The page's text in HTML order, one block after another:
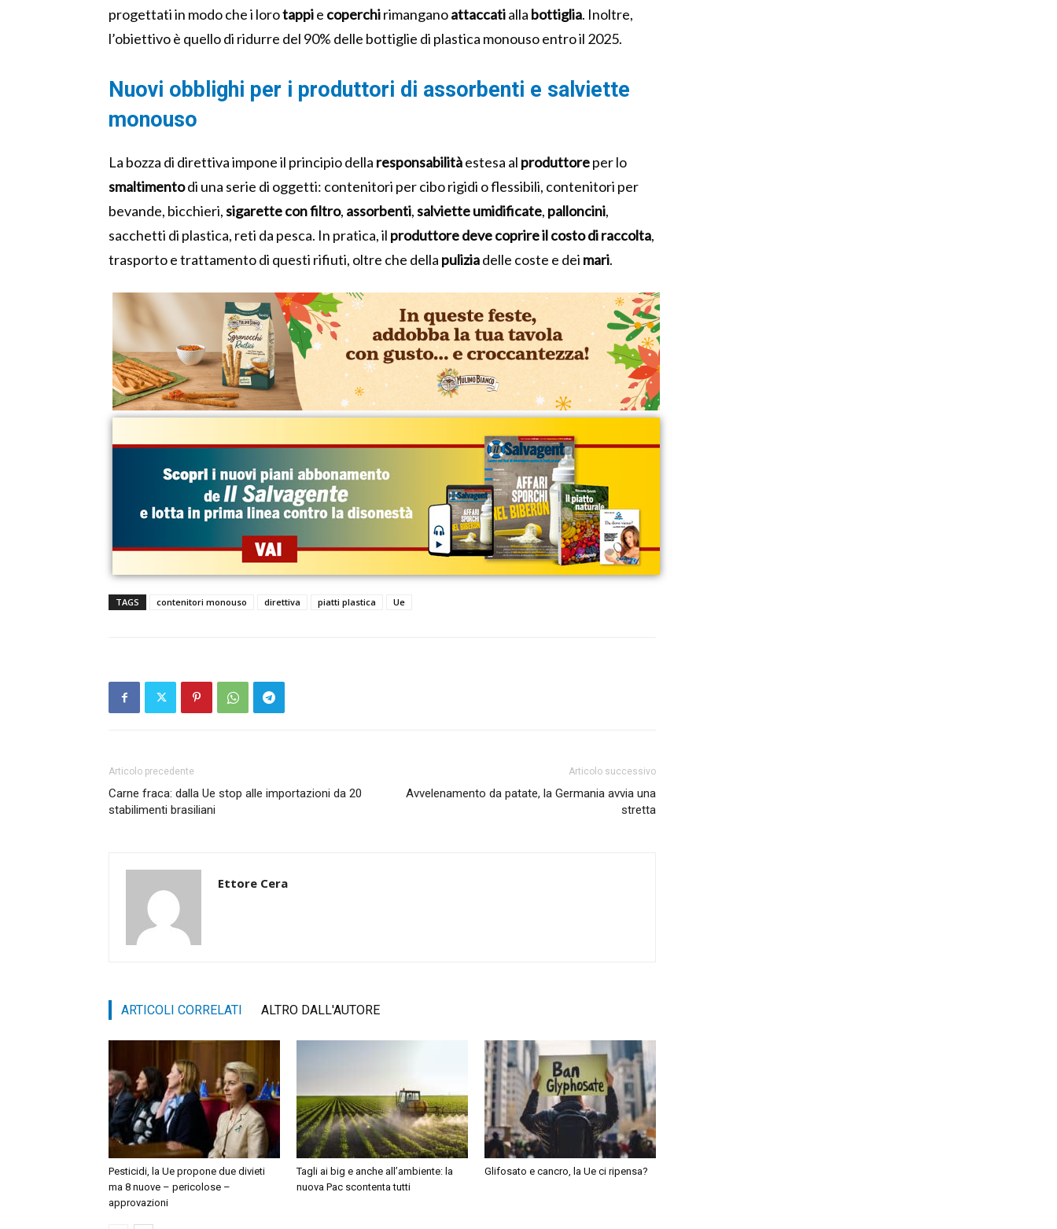
progettati in modo che i lorotappie coperchirimanganoattaccatialla bottiglia. Inoltre,
l’obiettivo è quello di ridurre del 90% delle bottiglie di plastica monouso entro il 2025.
Nuovi obblighi per i produttori di assorbenti e salviette
monouso
La bozza di direttiva impone il principio della responsabilitàestesa al produttoreper lo
smaltimentodi una serie di oggetti: contenitori per cibo rigidi o flessibili, contenitori per
bevande, bicchieri,sigarette con filtro, assorbenti,salviette umidificate, palloncini,
sacchetti di plastica, reti da pesca. In pratica, il produttore deve coprire il costo di raccolta,
trasporto e trattamento di questi rifiuti, oltre che della puliziadelle coste e dei mari.
TAGS contenitori monouso direttiva piatti plastica Ue
Articolo precedente
Carne fraca: dalla Ue stop alle importazioni da 20
stabilimenti brasiliani
Articolo successivo
Avvelenamento da patate, la Germania avvia una
stretta
Ettore Cera
ARTICOLI CORRELATI ALTRO DALL'AUTORE
Pesticidi, la Ue propone due divieti
ma 8 nuove – pericolose –
approvazioni
Tagli ai big e anche all’ambiente: la
nuova Pac scontenta tutti
Glifosato e cancro, la Ue ci ripensa?